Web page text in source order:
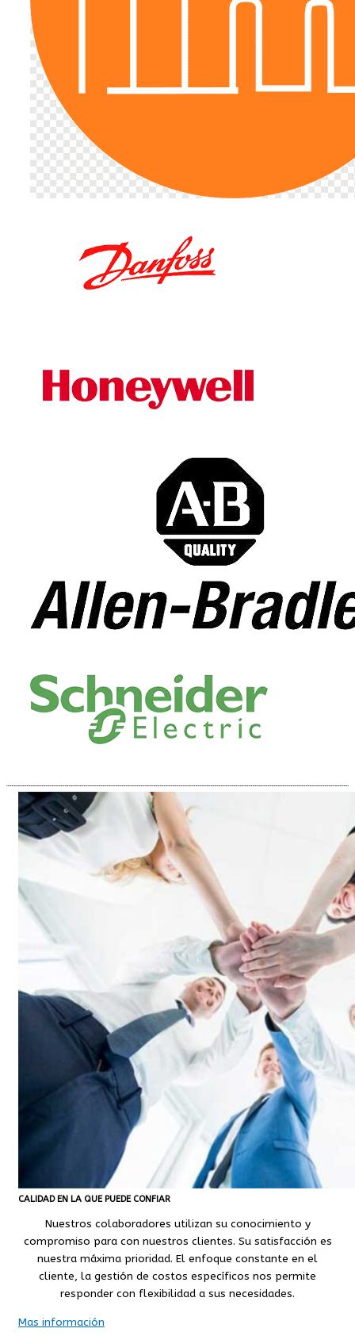
CALIDAD EN LA QUE PUEDE CONFIAR
Nuestros colaboradores utilizan su conocimiento y
compromiso para con nuestros clientes. Su satisfacción es
nuestra máxima prioridad. El enfoque constante en el
cliente, la gestión de costos específicos nos permite
responder con flexibilidad a sus necesidades.
Mas información